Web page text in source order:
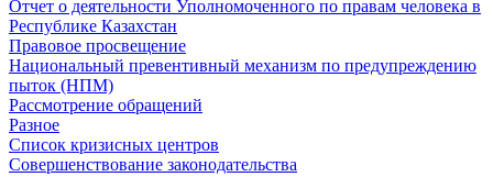
Отчет о деятельности Уполномоченного по правам человека в
Республике Казахстан
Правовое просвещение
Национальный превентивный механизм по предупреждению
пыток (НПМ)
Рассмотрение обращений
Разное
Список кризисных центров
Совершенствование законодательства